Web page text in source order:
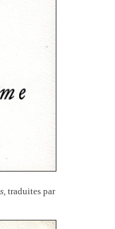
traduites par